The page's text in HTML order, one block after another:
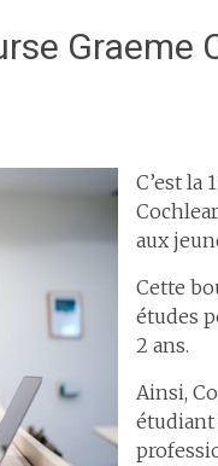
Graeme
C’est la
aux
Cette
études
2 ans.
Ainsi,
étudiant